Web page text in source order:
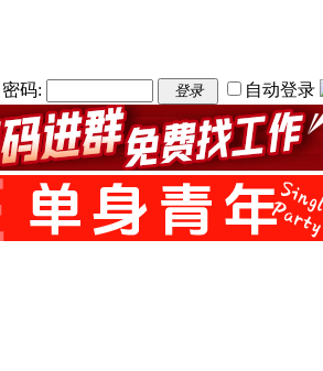
密码: 登录 自动登录